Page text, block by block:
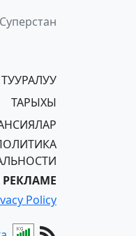
Суперстан
ТАРЫХЫ
Policy